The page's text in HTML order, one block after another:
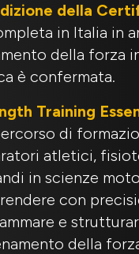
della
in Italia in
della forza
è confermata.
Training
di
atletici,
in scienze
con
e
della